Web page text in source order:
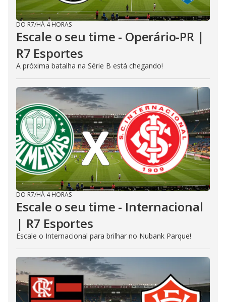
DO R7/HÁ 4 HORAS
Escale o seu time - Operário-PR |
R7 Esportes
A próxima batalha na Série B está chegando!
DO R7/HÁ 4 HORAS
Escale o seu time - Internacional
| R7 Esportes
Escale o Internacional para brilhar no Nubank Parque!